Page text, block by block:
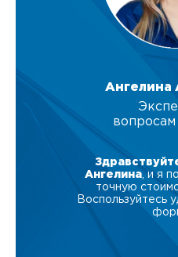
Ангелина
вопросам
Ангелина , и я
точную
Воспользуйтесь